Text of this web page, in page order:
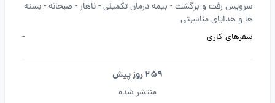
سرویس رفت و برگشت - بیمه درمان تکمیلی -ناهار - صبحانه -بسته
ها و هدایای مناسبتی
سفرهای کاری
-
259 روز پیش
منتشر شده